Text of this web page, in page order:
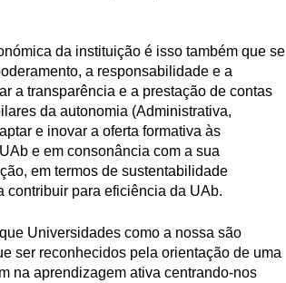
da instituição é isso também que se
a responsabilidade e a
a transparência e a prestação de contas
da autonomia (Administrativa,
e inovar a oferta formativa às
e em consonância com a sua
em termos de sustentabilidade
contribuir para eficiência da UAb.
Universidades como a nossa são
ser reconhecidos pela orientação de uma
na aprendizagem ativa centrando-nos